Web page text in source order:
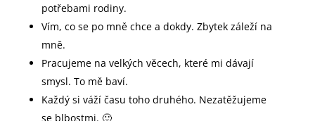
potřebami rodiny.
Vím, co se po mně chce a dokdy. Zbytek záleží na
mně.
Pracujeme na velkých věcech, které mi dávají
smysl. To mě baví.
Každý si váží času toho druhého. Nezatěžujeme
se blbostmi. 🙂